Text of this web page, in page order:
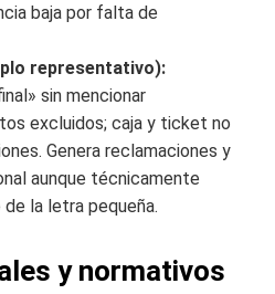
baja por falta de
representativo):
sin mencionar
excluidos; caja y ticket no
Genera reclamaciones y
aunque técnicamente
la letra pequeña.
y normativos